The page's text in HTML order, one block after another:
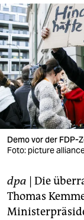
sport
berlin
nord
wahrheit
verlag
verlag
shop
fragen & hilfe
Demo vor der FDP-
Foto: picture
dpa | Die
Thomas